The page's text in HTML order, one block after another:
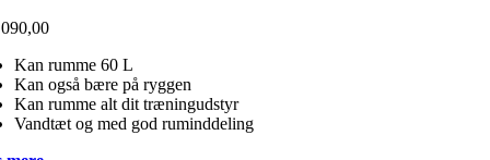
Kan rumme 60 L
Kan også bære på ryggen
Kan rumme alt dit træningudstyr
Vandtæt og med god ruminddeling